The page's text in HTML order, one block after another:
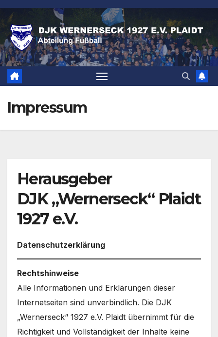
Zum
Inhalt
springen
Impressum
Herausgeber
DJK „Wernerseck“ Plaidt
1927 e.V.
Datenschutzerklärung
Rechtshinweise
Alle Informationen und Erklärungen dieser
Internetseiten sind unverbindlich. Die DJK
„Wernerseck“ 1927 e.V. Plaidt übernimmt für die
Richtigkeit und Vollständigkeit der Inhalte keine